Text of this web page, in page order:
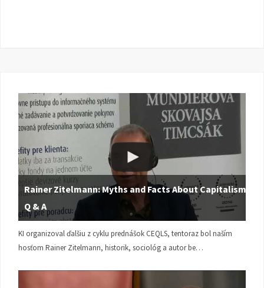
Rainer Zitelmann: Myths and Facts About Capitalism |
Q & A
KI organizoval ďalšiu z cyklu prednášok CEQLS, tentoraz bol naším
hosťom Rainer Zitelmann, historik, sociológ a autor be…